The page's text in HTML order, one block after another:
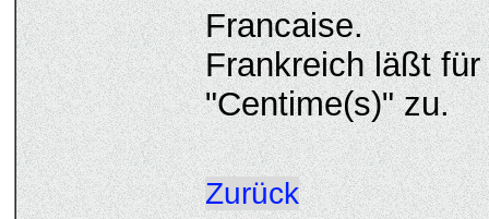
Francaise.
Frankreich läßt
"Centime(s)" zu.
Zurück